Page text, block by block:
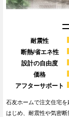
耐震性
断熱/省エネ性
設計の自由度
価格
アフターサポート
石友ホームで注文住宅
はじめ、耐震性や気密